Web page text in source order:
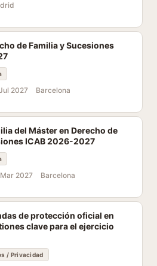
de Familia y Sucesiones
2027 Barcelona
del Máster en Derecho de
ICAB 2026-2027
2027 Barcelona
de protección oficial en
clave para el ejercicio
/ Privacidad